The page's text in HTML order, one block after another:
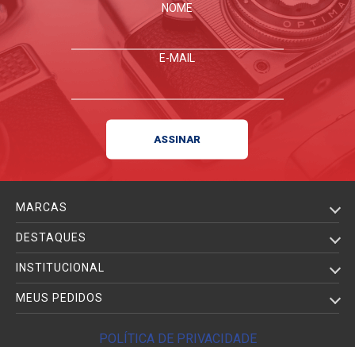
NOME
E-MAIL
MARCAS
DESTAQUES
INSTITUCIONAL
MEUS PEDIDOS
POLÍTICA DE PRIVACIDADE